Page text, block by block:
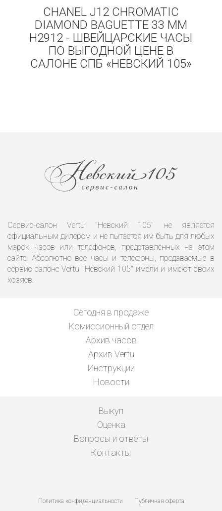
CHANEL J12 CHROMATIC
DIAMOND BAGUETTE 33 MM
H2912 - ШВЕЙЦАРСКИЕ ЧАСЫ
ПО ВЫГОДНОЙ ЦЕНЕ В
САЛОНЕ СПБ «НЕВСКИЙ 105»
Сервис-салон Vertu "Невский 105" не является
официальным дилером и не пытается им быть для любых
марок часов или телефонов, представленных на этом
сайте. Абсолютно все часы и телефоны, продаваемые в
сервис-салоне Vertu "Невский 105" имели и имеют своих
хозяев.
Сегодня в продаже
Комиссионный отдел
Архив часов
Архив Vertu
Инструкции
Новости
Выкуп
Оценка
Вопросы и ответы
Контакты
Политика конфиденциальности Публичная оферта